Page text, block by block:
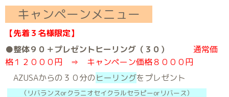
キャンペーンメニュー
【先着３名様限定】
●整体９０＋プレゼントヒーリング（３０）
通常価
格１２０００円 ⇒ キャンペーン価格８０００円
AZUSAからの３０分のヒーリングをプレゼント
（リバランスorクラニオセイクラルセラピーorリバース）